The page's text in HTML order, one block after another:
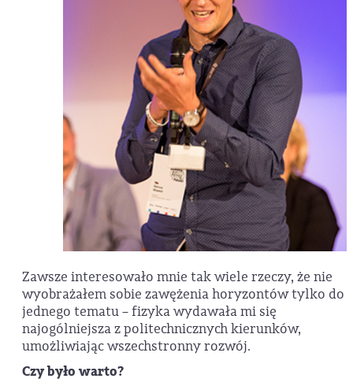
Zawsze interesowało mnie tak wiele rzeczy, że nie
wyobrażałem sobie zawężenia horyzontów tylko do
jednego tematu – fizyka wydawała mi się
najogólniejsza z politechnicznych kierunków,
umożliwiając wszechstronny rozwój.
Czy było warto?